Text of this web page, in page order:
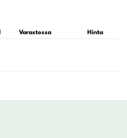
Varastossa Hinta